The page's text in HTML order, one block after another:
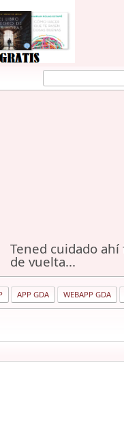
Tened cuidado
de vuelta...
APP GDA WEBAPP GDA